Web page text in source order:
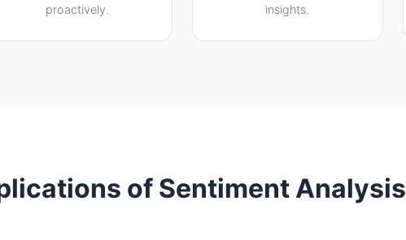
proactively.
insights.
of Sentiment Analysis